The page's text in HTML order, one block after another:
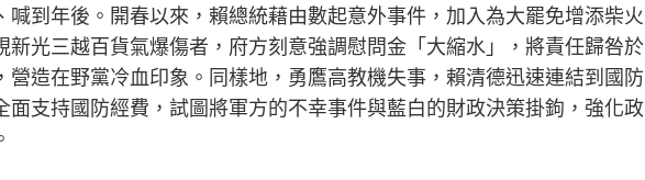
喊到年後。開春以來，賴總統藉由數起意外事件，加入為大罷免增添柴火
新光三越百貨氣爆傷者，府方刻意強調慰問金「大縮水」，將責任歸咎於
營造在野黨冷血印象。同樣地，勇鷹高教機失事，賴清德迅速連結到國防
面支持國防經費，試圖將軍方的不幸事件與藍白的財政決策掛鉤，強化政